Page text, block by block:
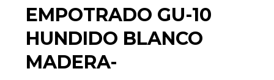
EMPOTRADO GU-10
HUNDIDO BLANCO
MADERA-